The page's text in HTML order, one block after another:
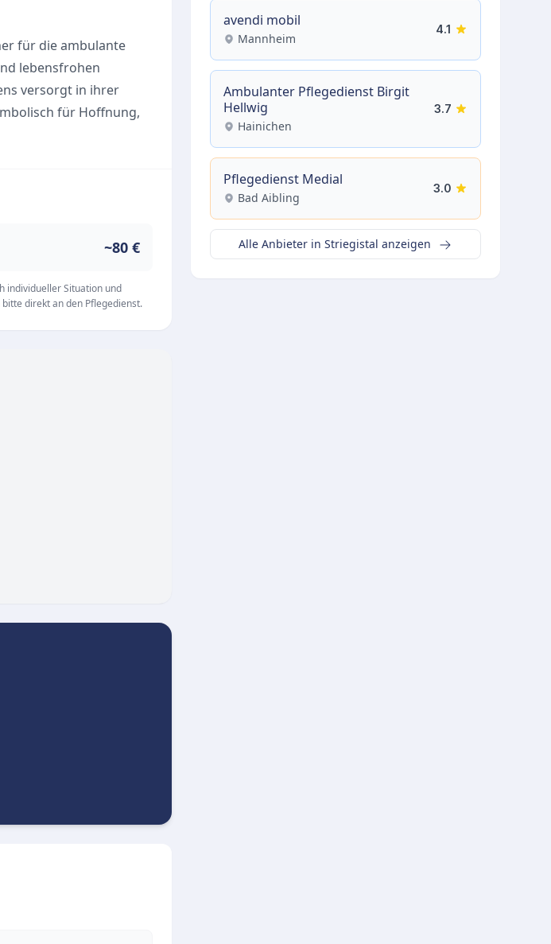
für die ambulante
lebensfrohen
versorgt in ihrer
für Hoffnung,
Die Wahrung der
und kompetente
stets eine
~80 €
individueller Situation und
direkt an den Pflegedienst.
avendi mobil
Mannheim
4.1
Ambulanter Pflegedienst Birgit
Hellwig
Hainichen
3.7
Pflegedienst Medial
Bad Aibling
3.0
Alle Anbieter in Striegistal anzeigen